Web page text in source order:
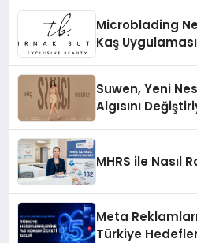
Microblading
Kaş Uygulaması
Suwen, Yeni
Algısını
MHRS ile Nasıl
Meta
Türkiye